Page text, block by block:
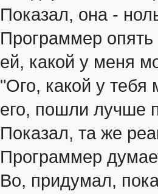
Показал, она -
Программер
ей, какой у меня
"Ого, какой у тебя
его, пошли лучше
Показал, та же
Пpогpаммеp
Во, пpидумал,